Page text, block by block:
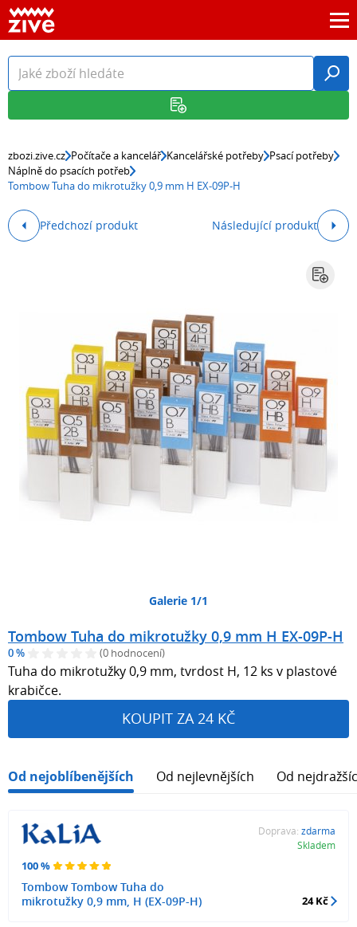
zbozi.zive.cz Počítače a kancelář Kancelářské potřeby Psací potřeby
Náplně do psacích potřeb
Tombow Tuha do mikrotužky 0,9 mm H EX-09P-H
Předchozí produkt Následující produkt
Galerie 1/1
Tombow Tuha do mikrotužky 0,9 mm H EX-09P-H
0 % (0 hodnocení)
Tuha do mikrotužky 0,9 mm, tvrdost H, 12 ks v plastové
krabičce.
KOUPIT ZA 24 KČ
Od nejoblíbenějších Od nejlevnějších Od
100 %
Tombow Tombow Tuha do
mikrotužky 0,9 mm, H (EX-09P-H)
Doprava: zdarma
Skladem
24 Kč